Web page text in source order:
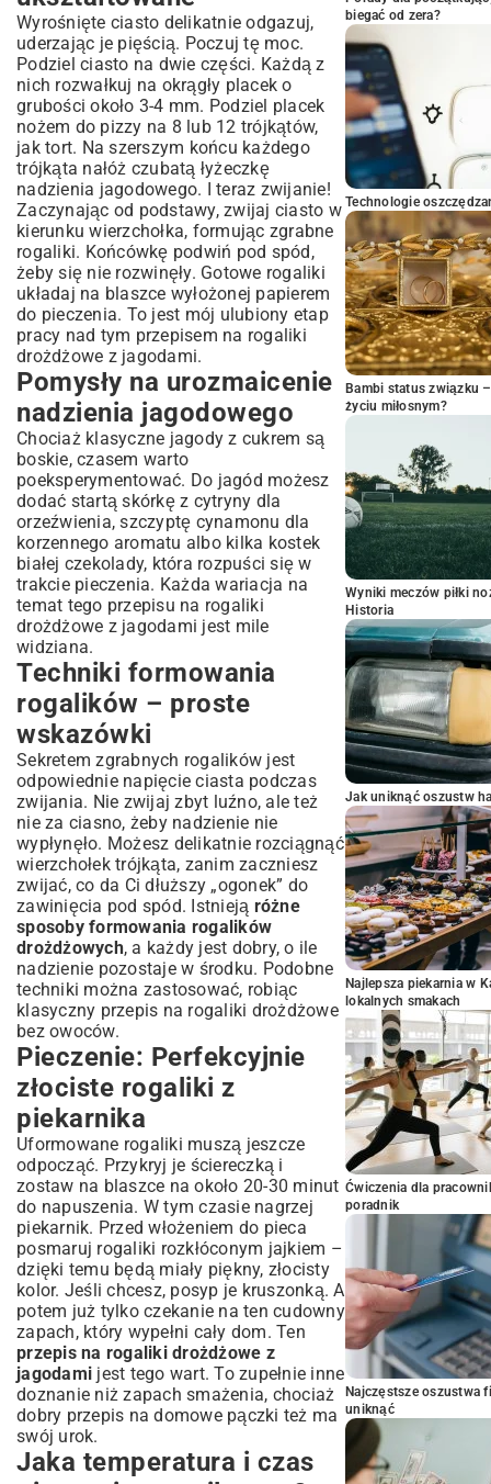
Wyrośnięte ciasto delikatnie odgazuj,
uderzając je pięścią. Poczuj tę moc.
Podziel ciasto na dwie części. Każdą z
nich rozwałkuj na okrągły placek o
grubości około 3-4 mm. Podziel placek
nożem do pizzy na 8 lub 12 trójkątów,
jak tort. Na szerszym końcu każdego
trójkąta nałóż czubatą łyżeczkę
nadzienia jagodowego. I teraz zwijanie!
Zaczynając od podstawy, zwijaj ciasto w
kierunku wierzchołka, formując zgrabne
rogaliki. Końcówkę podwiń pod spód,
żeby się nie rozwinęły. Gotowe rogaliki
układaj na blaszce wyłożonej papierem
do pieczenia. To jest mój ulubiony etap
pracy nad tym przepisem na rogaliki
drożdżowe z jagodami.
Pomysły na urozmaicenie
nadzienia jagodowego
Chociaż klasyczne jagody z cukrem są
boskie, czasem warto
poeksperymentować. Do jagód możesz
dodać startą skórkę z cytryny dla
orzeźwienia, szczyptę cynamonu dla
korzennego aromatu albo kilka kostek
białej czekolady, która rozpuści się w
trakcie pieczenia. Każda wariacja na
temat tego przepisu na rogaliki
drożdżowe z jagodami jest mile
widziana.
Techniki formowania
rogalików – proste
wskazówki
Sekretem zgrabnych rogalików jest
odpowiednie napięcie ciasta podczas
zwijania. Nie zwijaj zbyt luźno, ale też
nie za ciasno, żeby nadzienie nie
wypłynęło. Możesz delikatnie rozciągnąć
wierzchołek trójkąta, zanim zaczniesz
zwijać, co da Ci dłuższy „ogonek” do
zawinięcia pod spód. Istnieją różne
sposoby formowania rogalików
drożdżowych, a każdy jest dobry, o ile
nadzienie pozostaje w środku. Podobne
techniki można zastosować, robiąc
klasyczny przepis na rogaliki drożdżowe
bez owoców.
Pieczenie: Perfekcyjnie
złociste rogaliki z
piekarnika
Uformowane rogaliki muszą jeszcze
odpocząć. Przykryj je ściereczką i
zostaw na blaszce na około 20-30 minut
do napuszenia. W tym czasie nagrzej
piekarnik. Przed włożeniem do pieca
posmaruj rogaliki rozkłóconym jajkiem –
dzięki temu będą miały piękny, złocisty
kolor. Jeśli chcesz, posyp je kruszonką. A
potem już tylko czekanie na ten cudowny
zapach, który wypełni cały dom. Ten
przepis na rogaliki drożdżowe z
jagodami jest tego wart. To zupełnie inne
doznanie niż zapach smażenia, chociaż
dobry przepis na domowe pączki też ma
swój urok.
Jaka temperatura i czas
biegać od zera?
Technologie
Bambi status związku
życiu miłosnym?
Wyniki meczów piłki
Historia
Jak uniknąć oszustw
Najlepsza piekarnia w
lokalnych smakach
Ćwiczenia dla
poradnik
Najczęstsze oszustwa
uniknąć